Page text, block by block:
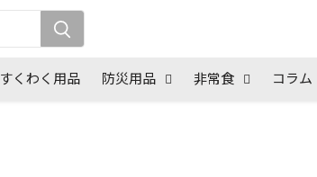
すくわく用品 防災用品 非常食 コラム